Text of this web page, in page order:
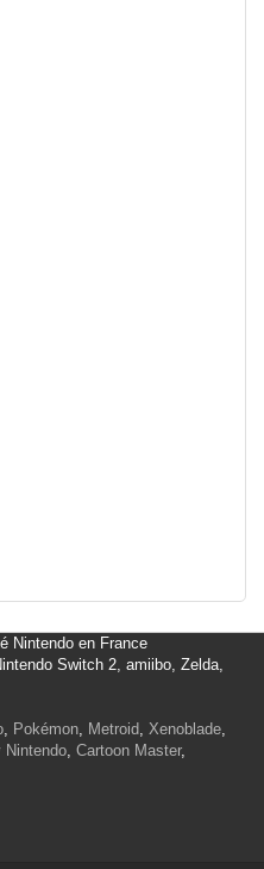
Nintendo en France
Switch 2, amiibo, Zelda,
, Pokémon, Metroid, Xenoblade,
Nintendo, Cartoon Master,